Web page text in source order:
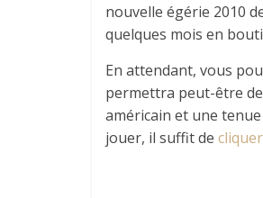
nouvelle égérie 2010
quelques mois en
En attendant, vous
permettra peut-être
américain et une
jouer, il suffit de